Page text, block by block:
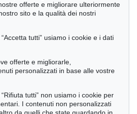
venduti
offerte e migliorare ulteriormente
sito e la qualità dei nostri
tutti” usiamo i cookie e i dati
offerte e migliorarle,
personalizzati in base alle vostre
tutti” non usiamo i cookie per
I contenuti non personalizzati